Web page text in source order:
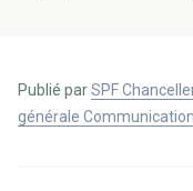
Publié parSPF
générale